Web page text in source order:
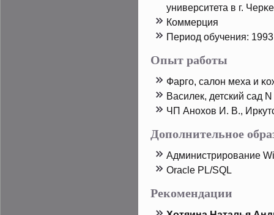
университета в г.
Коммерция
Период обучения:
Опыт работы
Фарго, салон меха и
Василек, детский сад
ЧП Анохов И. В.,
Дополнительное
Администрирοвание
Oracle PL/SQL
Рекомендации